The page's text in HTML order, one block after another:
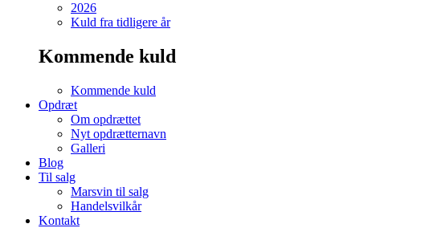
2026
Kuld fra tidligere år
Kommende kuld
Kommende kuld
Opdræt
Om opdrættet
Nyt opdrætternavn
Galleri
Blog
Til salg
Marsvin til salg
Handelsvilkår
Kontakt